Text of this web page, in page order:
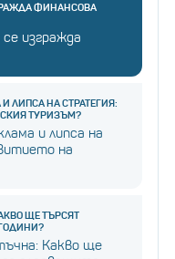
ФИНАНСОВА
изгражда
ЛИПСА НА СТРАТЕГИЯ:
ТУРИЗЪМ?
и липса на
на
ЩЕ ТЪРСЯТ
Какво ще